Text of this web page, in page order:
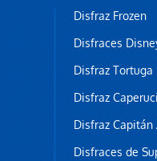
Disfraz Frozen
Disfraces
Disfraz Tortuga
Disfraz
Disfraz Capitán
Disfraces de